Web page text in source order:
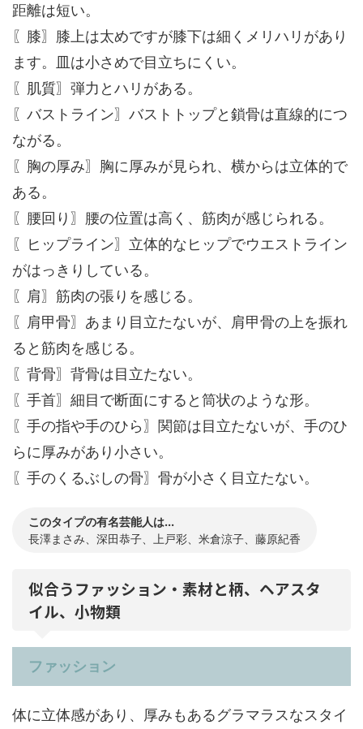
距離は短い。
〖膝〗膝上は太めですが膝下は細くメリハリがあり
ます。皿は小さめで目立ちにくい。
〖肌質〗弾力とハリがある。
〖バストライン〗バストトップと鎖骨は直線的につ
ながる。
〖胸の厚み〗胸に厚みが見られ、横からは立体的で
ある。
〖腰回り〗腰の位置は高く、筋肉が感じられる。
〖ヒップライン〗立体的なヒップでウエストライン
がはっきりしている。
〖肩〗筋肉の張りを感じる。
〖肩甲骨〗あまり目立たないが、肩甲骨の上を振れ
ると筋肉を感じる。
〖背骨〗背骨は目立たない。
〖手首〗細目で断面にすると筒状のような形。
〖手の指や手のひら〗関節は目立たないが、手のひ
らに厚みがあり小さい。
〖手のくるぶしの骨〗骨が小さく目立たない。
このタイプの有名芸能人は...
長澤まさみ、深田恭子、上戸彩、米倉涼子、藤原紀香
似合うファッション・素材と柄、ヘアスタ
イル、小物類
ファッション
体に立体感があり、厚みもあるグラマラスなスタイ